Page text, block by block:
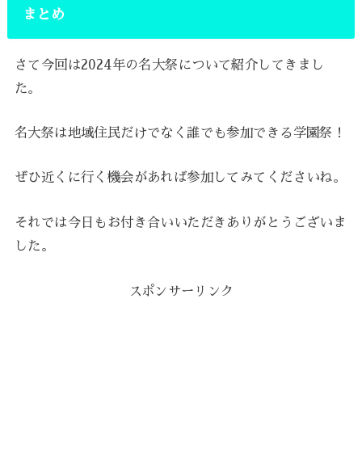
まとめ
さて今回は2024年の名大祭について紹介してきまし
た。
名大祭は地域住民だけでなく誰でも参加できる学園祭！
ぜひ近くに行く機会があれば参加してみてくださいね。
それでは今日もお付き合いいただきありがとうございま
した。
スポンサーリンク